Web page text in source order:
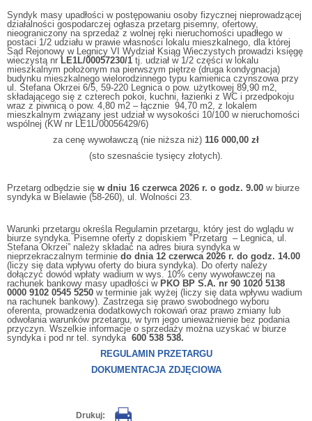
Syndyk masy upadłości w postępowaniu osoby fizycznej nieprowadzącej
działalności gospodarczej ogłasza przetarg pisemny, ofertowy,
nieograniczony na sprzedaż z wolnej ręki nieruchomości upadłego w
postaci 1/2 udziału w prawie własności lokalu mieszkalnego, dla której
Sąd Rejonowy w Legnicy VI Wydział Ksiąg Wieczystych prowadzi księgę
wieczystą nr LE1L/00057230/1 tj. udział w 1/2 części w lokalu
mieszkalnym położonym na pierwszym piętrze (druga kondygnacja)
budynku mieszkalnego wielorodzinnego typu kamienica czynszowa przy
ul. Stefana Okrzei 6/5, 59-220 Legnica o pow. użytkowej 89,90 m2,
składającego się z czterech pokoi, kuchni, łazienki z WC i przedpokoju
wraz z piwnicą o pow. 4,80 m2 – łącznie 94,70 m2, z lokalem
mieszkalnym związany jest udział w wysokości 10/100 w nieruchomości
wspólnej (KW nr LE1L/00056429/6)
za cenę wywoławczą (nie niższa niż) 116 000,00 zł
(sto szesnaście tysięcy złotych).
Przetarg odbędzie się w dniu 16 czerwca 2026 r. o godz. 9.00 w biurze
syndyka w Bielawie (58-260), ul. Wolności 23.
Warunki przetargu określa Regulamin przetargu, który jest do wglądu w
biurze syndyka. Pisemne oferty z dopiskiem "Przetarg – Legnica, ul.
Stefana Okrzei” należy składać na adres biura syndyka w
nieprzekraczalnym terminie do dnia 12 czerwca 2026 r. do godz. 14.00
(liczy się data wpływu oferty do biura syndyka). Do oferty należy
dołączyć dowód wpłaty wadium w wys. 10% ceny wywoławczej na
rachunek bankowy masy upadłości w PKO BP S.A. nr 90 1020 5138
0000 9102 0545 5250 w terminie jak wyżej (liczy się data wpływu wadium
na rachunek bankowy). Zastrzega się prawo swobodnego wyboru
oferenta, prowadzenia dodatkowych rokowań oraz prawo zmiany lub
odwołania warunków przetargu, w tym jego unieważnienie bez podania
przyczyn. Wszelkie informacje o sprzedaży można uzyskać w biurze
syndyka i pod nr tel. syndyka 600 538 538.
REGULAMIN PRZETARGU
DOKUMENTACJA ZDJĘCIOWA
Drukuj: